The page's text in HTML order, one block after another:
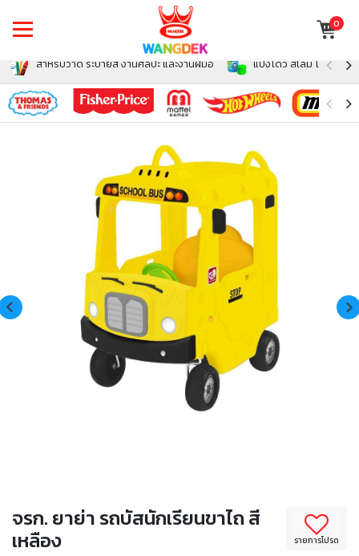
0
สำหรับวาด ระบายสี งานศิลปะ และงานฝีมือ แป้งโดว์ สไลม์ โฟม สำห
รายการโปรด
จรก. ยาย่า รถบัสนักเรียนขาไถ สี
เหลือง